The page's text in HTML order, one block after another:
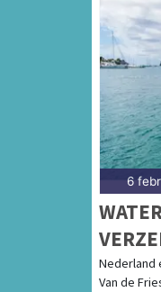
6
Nederland
Van de